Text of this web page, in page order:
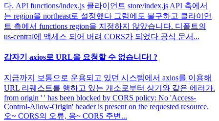
다. API functions/index.js 클라이언트 store/index.js API 측에서
는 region을 northeast로 설정했다 그럼에도 불구하고 클라이언
트 측에서 functions region을 지정하지 않았습니다. 디폴트의
us-central에 액세스 되어 버려 CORS가 되었다 공식 문서...
갑자기 axios로 URL을 요청할 수 없습니다! ?
지금까지 보통으로 운용되고 있던 시스템에서 axios를 이용해
URL 리퀘스트를 행하고 있는 개소로부터 상기와 같은 에러가.
from origin ' ' has been blocked by CORS policy: No 'Access-
Control-Allow-Origin' header is present on the requested resource.
오~ CORS의 오류, 응~ CORS 주변...